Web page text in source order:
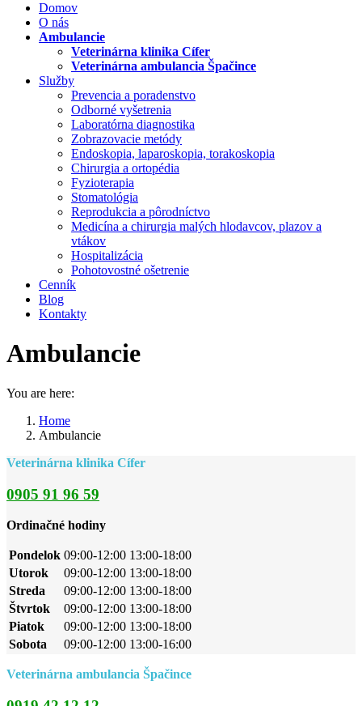
Domov
O nás
Ambulancie
Veterinárna klinika Cífer
Veterinárna ambulancia Špačince
Služby
Prevencia a poradenstvo
Odborné vyšetrenia
Laboratórna diagnostika
Zobrazovacie metódy
Endoskopia, laparoskopia, torakoskopia
Chirurgia a ortopédia
Fyzioterapia
Stomatológia
Reprodukcia a pôrodníctvo
Medicína a chirurgia malých hlodavcov, plazov a
vtákov
Hospitalizácia
Pohotovostné ošetrenie
Cenník
Blog
Kontakty
Ambulancie
You are here:
Home
Ambulancie
Veterinárna klinika Cífer
0905 91 96 59
Ordinačné hodiny
Pondelok 09:00-12:00 13:00-18:00
Utorok
09:00-12:00 13:00-18:00
Streda
09:00-12:00 13:00-18:00
Štvrtok
09:00-12:00 13:00-18:00
Piatok
09:00-12:00 13:00-18:00
Sobota
09:00-12:00 13:00-16:00
Veterinárna ambulancia Špačince